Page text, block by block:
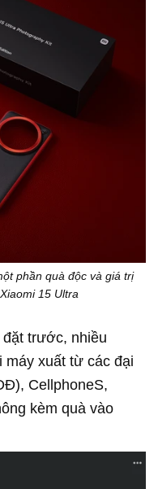
phần quà độc và giá trị
15 Ultra
trước, nhiều
máy xuất từ các đại
CellphoneS,
kèm quà vào